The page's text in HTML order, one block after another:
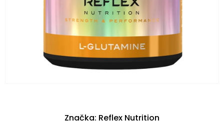
Značka: Reflex Nutrition